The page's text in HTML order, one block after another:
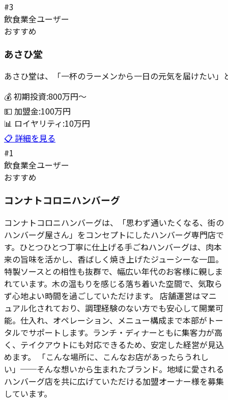
#3
飲食業全ユーザー
おすすめ
あさひ堂
あさひ堂は、「一杯のラーメンから一日の元気を届けたい
💰 初期投資:800万円〜
💵 加盟金:100万円
📊 ロイヤリティ:10万円
📋 詳細を見る
#1
飲食業全ユーザー
おすすめ
コンナトコロニハンバーグ
コンナトコロニハンバーグは、「思わず通いたくなる、街の
ハンバーグ屋さん」をコンセプトにしたハンバーグ専門店で
す。ひとつひとつ丁寧に仕上げる手ごねハンバーグは、肉本
来の旨味を活かし、香ばしく焼き上げたジューシーな一皿。
特製ソースとの相性も抜群で、幅広い年代のお客様に親しま
れています。木の温もりを感じる落ち着いた空間で、気取ら
ず心地よい時間を過ごしていただけます。 店舗運営はマニ
ュアル化されており、調理経験のない方でも安心して開業可
能。仕入れ、オペレーション、メニュー構成まで本部がトー
タルでサポートします。ランチ・ディナーともに集客力が高
く、テイクアウトにも対応できるため、安定した経営が見込
めます。 「こんな場所に、こんなお店があったらうれし
い」──そんな想いから生まれたブランド。地域に愛される
ハンバーグ店を共に広げていただける加盟オーナー様を募集
しています。